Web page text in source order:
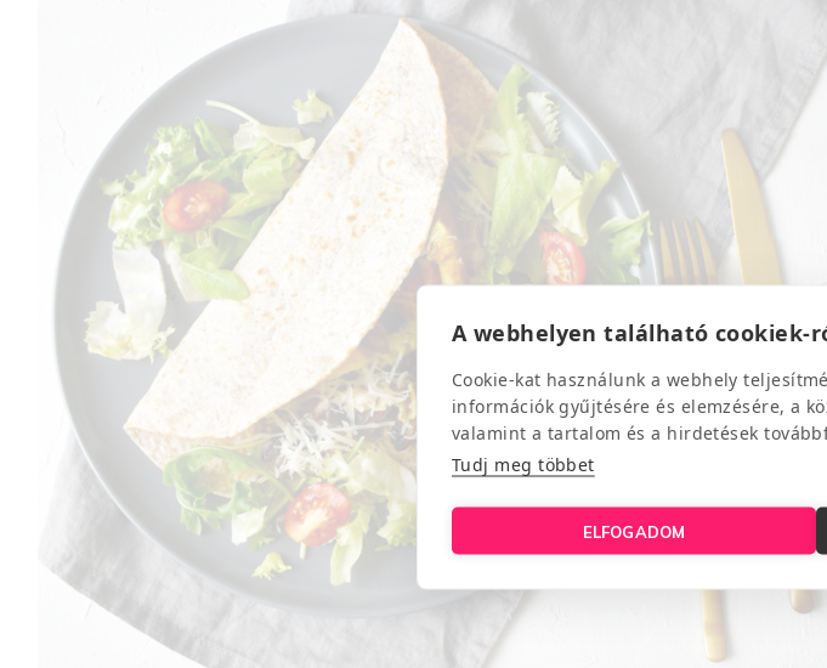
A webhelyen található cookiek-
Cookie-kat használunk a webhely
információk gyűjtésére és elemzésére, a
valamint a tartalom és a hirdetések
Tudj meg többet
ELFOGADOM